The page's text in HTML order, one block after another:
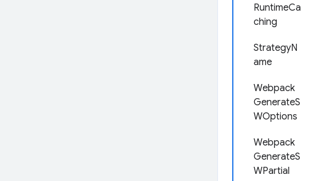
RuntimeCa
ching
StrategyN
ame
Webpack
GenerateS
WOptions
Webpack
GenerateS
WPartial